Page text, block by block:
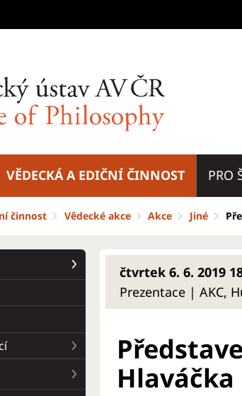
VĚDECKÁ A EDIČNÍ ČINNOST PRO
činnost Vědecké akce Akce Jiné
čtvrtek 6. 6. 2019
Prezentace | AKC,
Hlaváčka